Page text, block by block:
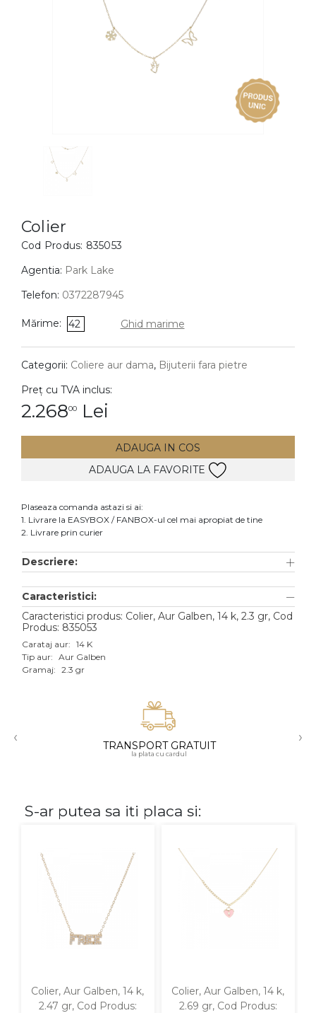
BIJUTERII COPII
Cercei
Bratari
Coliere
Lanturi
Pandantive
DIAMANTE Vezi toate
Cercei
Accesorii
Aur alb
Aur roz
Aur mixt
18K
Diamante
Colier
Cod Produs: 835053
Agentia: Park Lake
Telefon: 0372287945
Mărime: 42 Ghid marime
Categorii: Coliere aur dama, Bijuterii fara pietre
Preț cu TVA inclus:
2.26800 Lei
ADAUGA IN COS
ADAUGA LA FAVORITE
Plaseaza comanda astazi si ai:
1. Livrare la EASYBOX / FANBOX-ul cel mai apropiat de tine
2. Livrare prin curier
Descriere:
Caracteristici:
Caracteristici produs: Colier, Aur Galben, 14 k, 2.3 gr, Cod
Produs: 835053
Carataj aur: 14 K
Tip aur: Aur Galben
Gramaj: 2.3 gr
‹ TRANSPORT GRATUIT
la plata cu cardul
›
S-ar putea sa iti placa si:
Colier, Aur Galben, 14 k,
2.47 gr, Cod Produs:
Colier, Aur Galben, 14 k,
2.69 gr, Cod Produs: